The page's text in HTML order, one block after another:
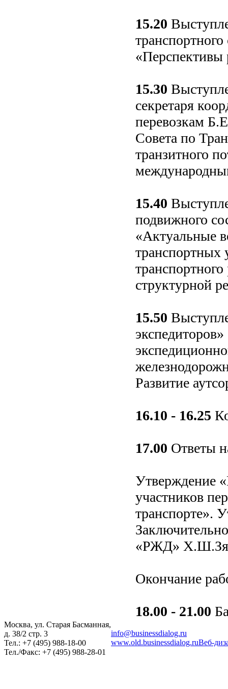
15.20
«Перспективы
15.30
секретаря
перевозкам
Совета по
транзитного
15.40
подвижного
«Актуальные
структурной
15.50
Развитие
16.10 - 16.25
17.00 Ответы
Утверждение
участников
транспорте».
«РЖД»
Окончание
18.00 - 21.00
Москва, ул. Старая Басманная,
д. 38/2 стр. 3
Тел.: +7 (495) 988-18-00
Тел./Факс: +7 (495) 988-28-01
info@businessdialog.ru
www.old.businessdialog.ruВеб-